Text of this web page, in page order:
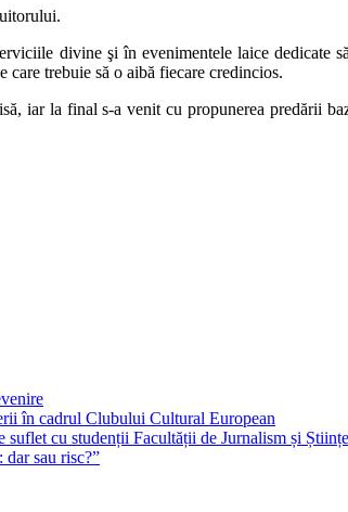
divine şi în evenimentele laice
trebuie să o aibă fiecare credincios.
iar la final s-a venit cu propunerea predării
în cadrul Clubului Cultural European
suflet cu studenții Facultății de Jurnalism și
dar sau risc?”